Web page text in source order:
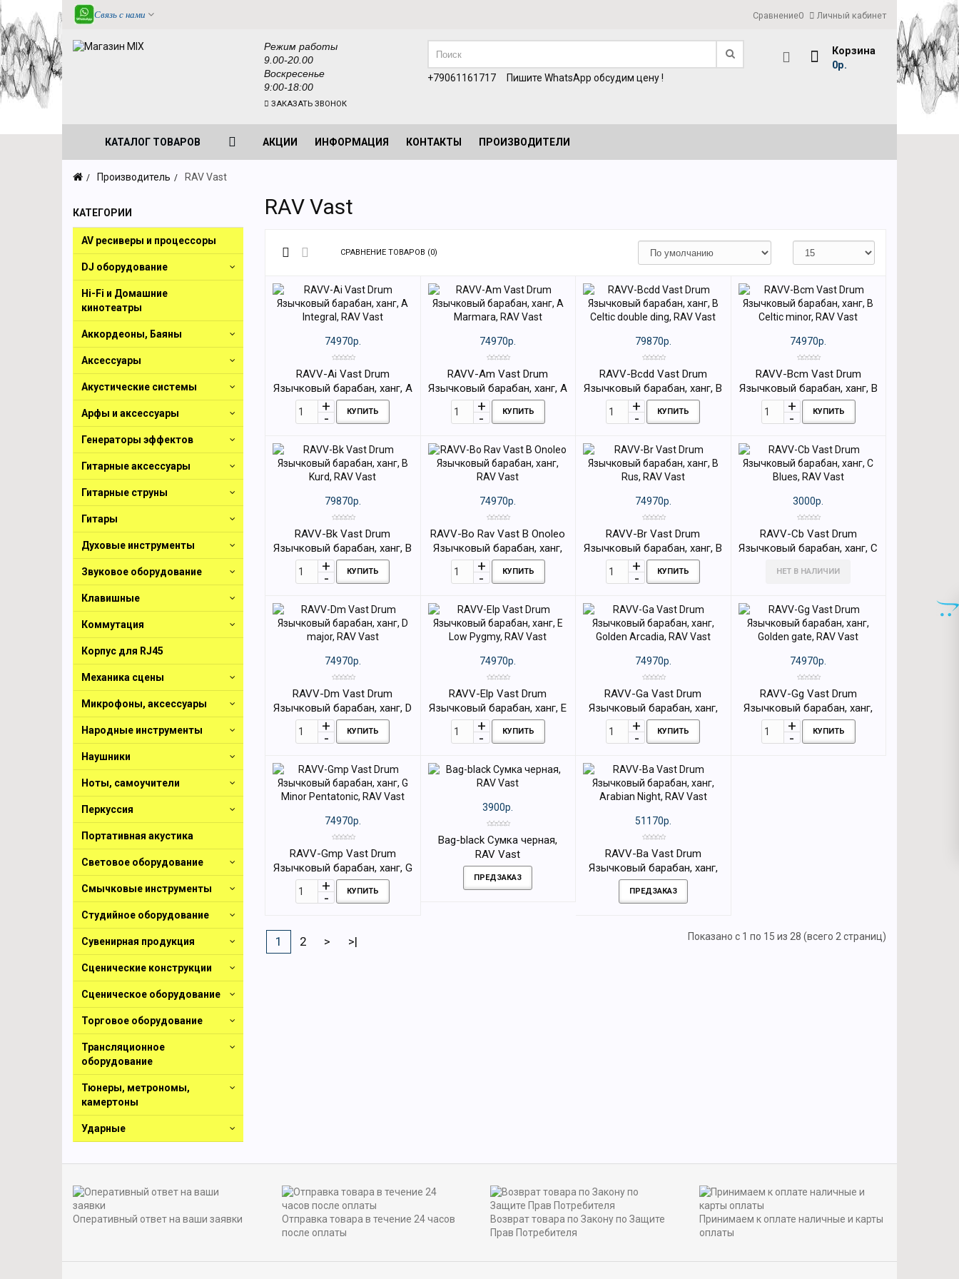
Связь с нами Сравнение0 Личный кабинет
Корзина
0р.
Режим работы
9.00-20.00
Воскресенье
9:00-18:00
ЗАКАЗАТЬ ЗВОНОК
+79061161717 Пишите WhatsApp обсудим цену !
КАТАЛОГ ТОВАРОВ АКЦИИ ИНФОРМАЦИЯ КОНТАКТЫ ПРОИЗВОДИТЕЛИ
Производитель RAV Vast
КАТЕГОРИИ
AV ресиверы и процессоры
DJ оборудование
Hi-Fi и Домашние
кинотеатры
Аккордеоны, Баяны
Аксессуары
Акустические системы
Арфы и аксессуары
Генераторы эффектов
Гитарные аксессуары
Гитарные струны
Гитары
Духовые инструменты
Звуковое оборудование
Клавишные
Коммутация
Корпус для RJ45
Механика сцены
Микрофоны, аксессуары
Народные инструменты
Наушники
Ноты, самоучители
Перкуссия
Портативная акустика
Световое оборудование
Смычковые инструменты
Студийное оборудование
Сувенирная продукция
Сценические конструкции
Сценическое оборудование
Торговое оборудование
Трансляционное
оборудование
Тюнеры, метрономы,
камертоны
Ударные
RAV Vast
СРАВНЕНИЕ ТОВАРОВ (0)
74970р.
RAVV-Ai Vast Drum
Язычковый барабан, ханг, A
Integral, RAV Vast
КУПИТЬ
74970р.
RAVV-Am Vast Drum
Язычковый барабан, ханг, A
Marmara, RAV Vast
КУПИТЬ
79870р.
RAVV-Bcdd Vast Drum
Язычковый барабан, ханг, B
Celtic double ding, RAV Vast
КУПИТЬ
74970р.
RAVV-Bcm Vast Drum
Язычковый барабан, ханг, B
Celtic minor, RAV Vast
КУПИТЬ
79870р.
RAVV-Bk Vast Drum
Язычковый барабан, ханг, B
Kurd, RAV Vast
КУПИТЬ
74970р.
RAVV-Bo Rav Vast B Onoleo
Язычковый барабан, ханг,
RAV Vast
КУПИТЬ
74970р.
RAVV-Br Vast Drum
Язычковый барабан, ханг, B
Rus, RAV Vast
КУПИТЬ
3000р.
RAVV-Cb Vast Drum
Язычковый барабан, ханг, C
НЕТ В НАЛИЧИИ
74970р.
RAVV-Dm Vast Drum
Язычковый барабан, ханг, D
major, RAV Vast
КУПИТЬ
74970р.
RAVV-Elp Vast Drum
Язычковый барабан, ханг, E
Low Pygmy, RAV Vast
КУПИТЬ
74970р.
RAVV-Ga Vast Drum
Язычковый барабан, ханг,
Golden Arcadia, RAV Vast
КУПИТЬ
74970р.
RAVV-Gg Vast Drum
Язычковый барабан, ханг,
Golden gate, RAV Vast
КУПИТЬ
74970р.
RAVV-Gmp Vast Drum
Язычковый барабан, ханг, G
Minor Pentatonic, RAV Vast
КУПИТЬ
3900р.
Bag-black Сумка черная,
RAV Vast
ПРЕДЗАКАЗ
51170р.
RAVV-Ba Vast Drum
Язычковый барабан, ханг,
Arabian Night, RAV Vast
ПРЕДЗАКАЗ
1 2 > >| Показано с 1 по 15 из 28 (всего 2 страниц)
Оперативный ответ на ваши заявки
Отправка товара в течение 24 часов
после оплаты
Возврат товара по Закону по Защите
Прав Потребителя
Принимаем к оплате наличные и карты
оплаты